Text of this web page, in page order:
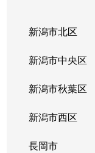
新潟市北区
新潟市中央区
新潟市秋葉区
新潟市西区
長岡市